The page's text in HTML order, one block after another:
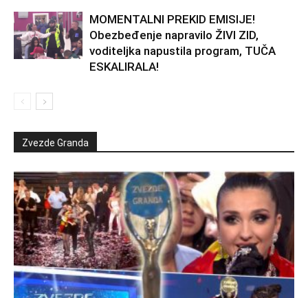
MOMENTALNI PREKID EMISIJE!
Obezbeđenje napravilo ŽIVI ZID,
voditeljka napustila program, TUČA
ESKALIRALA!
Zvezde Granda